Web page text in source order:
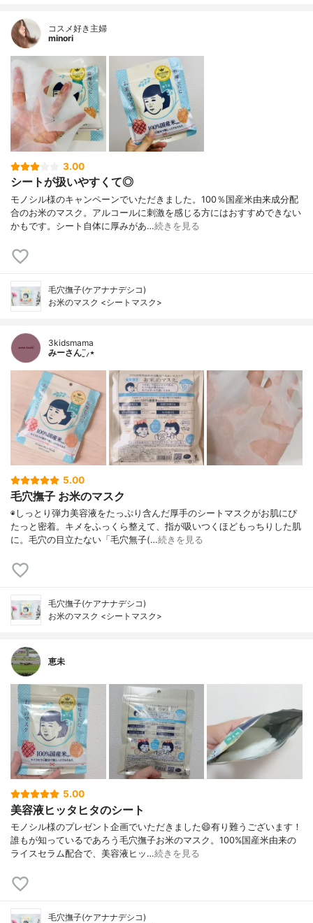
コスメ好き主婦
minori
3.00
シートが扱いやすくて◎
モノシル様のキャンペーンでいただきました。100％国産米由来成分配
合のお米のマスク。アルコールに刺激を感じる方にはおすすめできない
かもです。シート自体に厚みがあ…続きを見る
毛穴撫子(ケアナナデシコ)
お米のマスク <シートマスク>
3kidsmama
みーさん¨̮⸝⋆
5.00
毛穴撫子 お米のマスク
◉しっとり弾力美容液をたっぷり含んだ厚手のシートマスクがお肌にぴ
たっと密着。キメをふっくら整えて、指が吸いつくほどもっちりした肌
に。毛穴の目立たない「毛穴無子(…続きを見る
毛穴撫子(ケアナナデシコ)
お米のマスク <シートマスク>
恵未
5.00
美容液ヒッタヒタのシート
モノシル様のプレゼント企画でいただきました😄有り難うございます！
誰もが知っているであろう毛穴撫子お米のマスク。100%国産米由来の
ライスセラム配合で、美容液ヒッ…続きを見る
毛穴撫子(ケアナナデシコ)